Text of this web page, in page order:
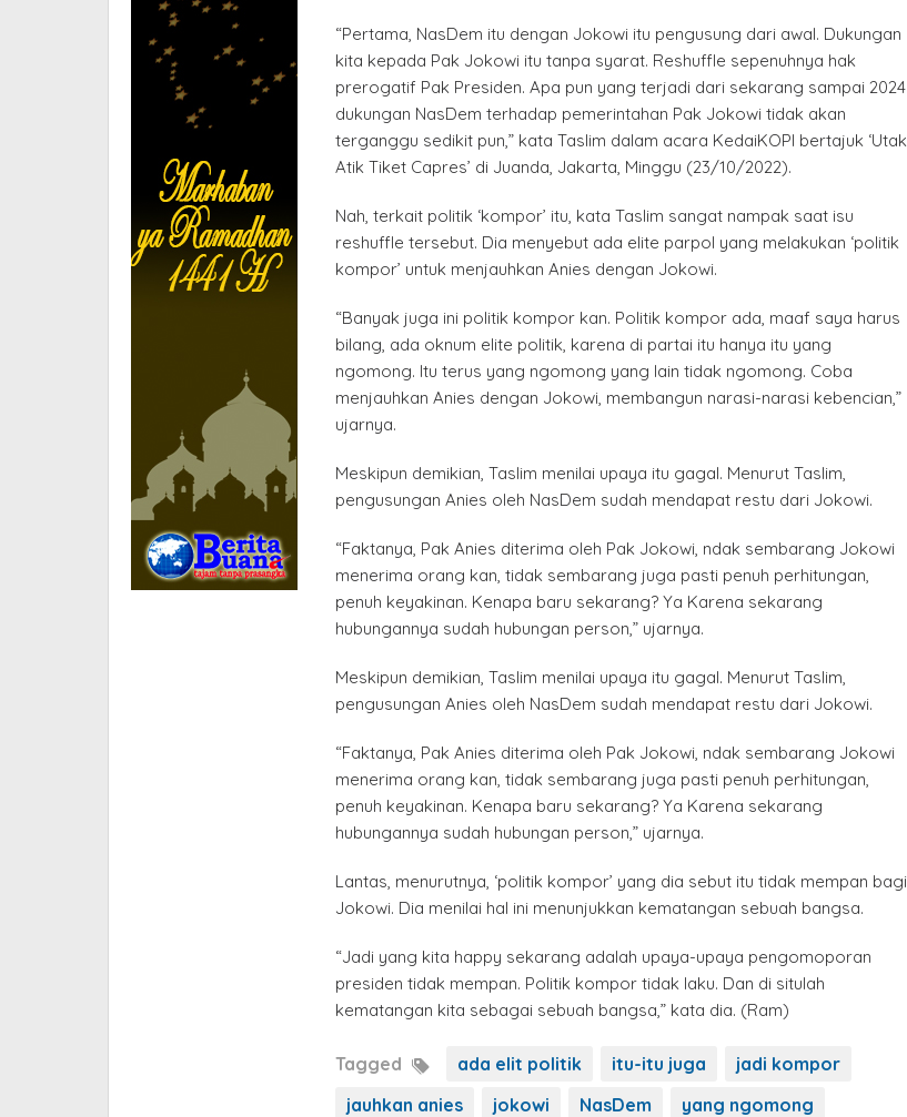
“Pertama, NasDem itu dengan Jokowi itu pengusung dari awal. Dukungan
kita kepada Pak Jokowi itu tanpa syarat. Reshuffle sepenuhnya hak
prerogatif Pak Presiden. Apa pun yang terjadi dari sekarang sampai 2024
dukungan NasDem terhadap pemerintahan Pak Jokowi tidak akan
terganggu sedikit pun,” kata Taslim dalam acara KedaiKOPI bertajuk ‘Utak
Atik Tiket Capres’ di Juanda, Jakarta, Minggu (23/10/2022).
Nah, terkait politik ‘kompor’ itu, kata Taslim sangat nampak saat isu
reshuffle tersebut. Dia menyebut ada elite parpol yang melakukan ‘politik
kompor’ untuk menjauhkan Anies dengan Jokowi.
“Banyak juga ini politik kompor kan. Politik kompor ada, maaf saya harus
bilang, ada oknum elite politik, karena di partai itu hanya itu yang
ngomong. Itu terus yang ngomong yang lain tidak ngomong. Coba
menjauhkan Anies dengan Jokowi, membangun narasi-narasi kebencian,”
ujarnya.
Meskipun demikian, Taslim menilai upaya itu gagal. Menurut Taslim,
pengusungan Anies oleh NasDem sudah mendapat restu dari Jokowi.
“Faktanya, Pak Anies diterima oleh Pak Jokowi, ndak sembarang Jokowi
menerima orang kan, tidak sembarang juga pasti penuh perhitungan,
penuh keyakinan. Kenapa baru sekarang? Ya Karena sekarang
hubungannya sudah hubungan person,” ujarnya.
Meskipun demikian, Taslim menilai upaya itu gagal. Menurut Taslim,
pengusungan Anies oleh NasDem sudah mendapat restu dari Jokowi.
“Faktanya, Pak Anies diterima oleh Pak Jokowi, ndak sembarang Jokowi
menerima orang kan, tidak sembarang juga pasti penuh perhitungan,
penuh keyakinan. Kenapa baru sekarang? Ya Karena sekarang
hubungannya sudah hubungan person,” ujarnya.
Lantas, menurutnya, ‘politik kompor’ yang dia sebut itu tidak mempan bagi
Jokowi. Dia menilai hal ini menunjukkan kematangan sebuah bangsa.
“Jadi yang kita happy sekarang adalah upaya-upaya pengomoporan
presiden tidak mempan. Politik kompor tidak laku. Dan di situlah
kematangan kita sebagai sebuah bangsa,” kata dia. (Ram)
Tagged ada elit politik itu-itu juga
jadi kompor
jauhkan anies
jokowi NasDem yang ngomong